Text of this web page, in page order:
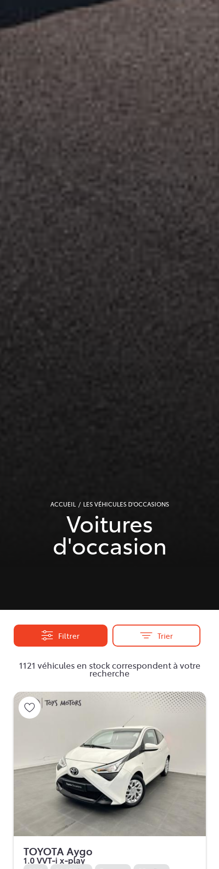
ACCUEIL LES VÉHICULES D'OCCASIONS
Voitures
d'occasion
Filtrer Trier
1121 véhicules en stock correspondent à votre
recherche
TOYOTA Aygo
1.0 VVT-i x-play